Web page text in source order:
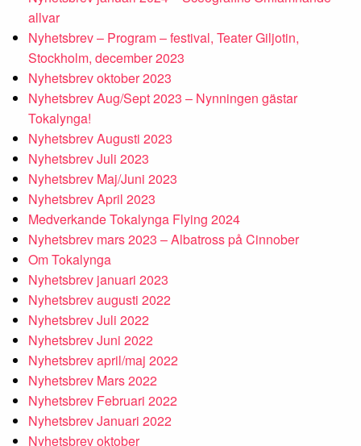
allvar
Nyhetsbrev – Program – festival, Teater Giljotin,
Stockholm, december 2023
Nyhetsbrev oktober 2023
Nyhetsbrev Aug/Sept 2023 – Nynningen gästar
Tokalynga!
Nyhetsbrev Augusti 2023
Nyhetsbrev Juli 2023
Nyhetsbrev Maj/Juni 2023
Nyhetsbrev April 2023
Medverkande Tokalynga Flying 2024
Nyhetsbrev mars 2023 – Albatross på Cinnober
Om Tokalynga
Nyhetsbrev januari 2023
Nyhetsbrev augusti 2022
Nyhetsbrev Juli 2022
Nyhetsbrev Juni 2022
Nyhetsbrev april/maj 2022
Nyhetsbrev Mars 2022
Nyhetsbrev Februari 2022
Nyhetsbrev Januari 2022
Nyhetsbrev oktober